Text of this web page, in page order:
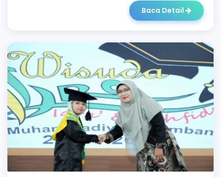
Baca Detail